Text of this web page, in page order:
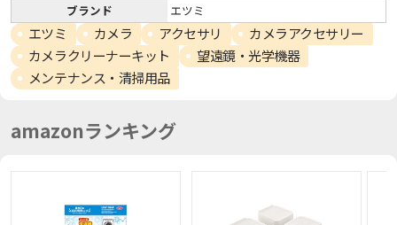
ブランド
エツミ
エツミ カメラ アクセサリ
カメラアクセサリー
カメラクリーナーキット
望遠鏡・光学機器
メンテナンス・清掃用品
amazonランキング